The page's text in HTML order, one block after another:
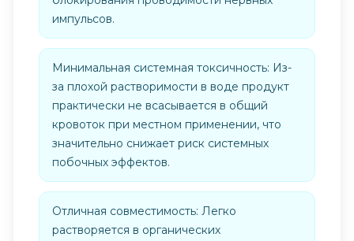
импульсов.
Минимальная системная токсичность: Из-
за плохой растворимости в воде продукт
практически не всасывается в общий
кровоток при местном применении, что
значительно снижает риск системных
побочных эффектов.
Отличная совместимость: Легко
растворяется в органических